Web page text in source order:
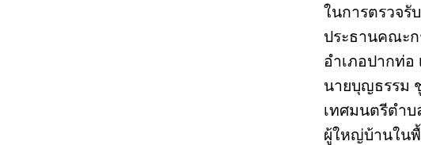
ในการตรวจรั
ประธานคณะก
อำเภอปากท่อ
นายบุญธรรม
เทศมนตรีตำบ
ผู้ใหญ่บ้านใน